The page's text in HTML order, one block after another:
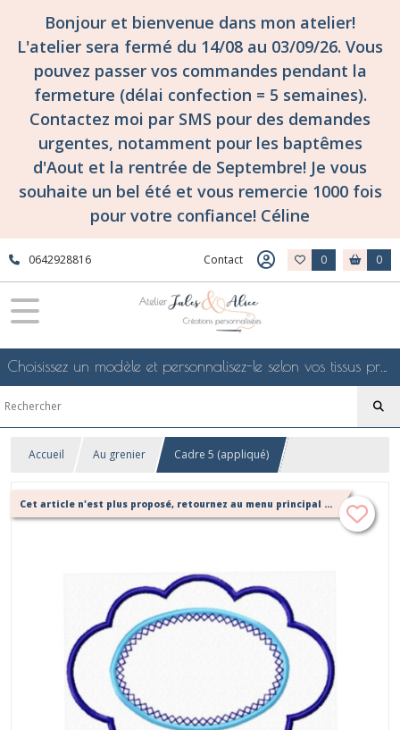
Bonjour et bienvenue dans mon atelier!
L'atelier sera fermé du 14/08 au 03/09/26. Vous
pouvez passer vos commandes pendant la
fermeture (délai confection = 5 semaines).
Contactez moi par SMS pour des demandes
urgentes, notamment pour les baptêmes
d'Aout et la rentrée de Septembre! Je vous
souhaite un bel été et vous remercie 1000 fois
pour votre confiance! Céline
0642928816 Contact 0 0
Choisissez un modèle et personnalisez-le selon vos tissus préférés de mes collections en ligne, je le confectionnerai selon vos souhaits
Accueil Au grenier Cadre 5 (appliqué)
Cet article n'est plus proposé, retournez au menu principal ou contactez moi!